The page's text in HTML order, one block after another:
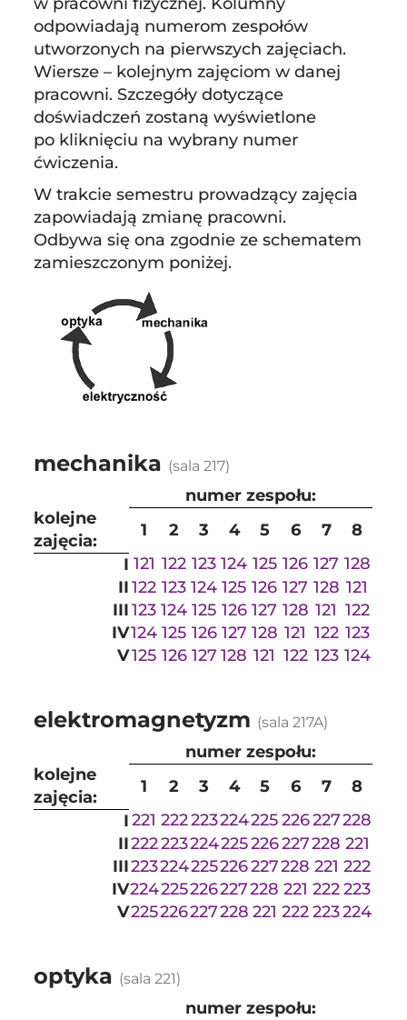
odpowiadają numerom zespołów
utworzonych na pierwszych zajęciach.
Wiersze – kolejnym zajęciom w danej
pracowni. Szczegóły dotyczące
doświadczeń zostaną wyświetlone
po kliknięciu na wybrany numer
ćwiczenia.
W trakcie semestru prowadzący zajęcia
zapowiadają zmianę pracowni.
Odbywa się ona zgodnie ze schematem
zamieszczonym poniżej.
mechanika (sala 217)
numer zespołu:
kolejne
zajęcia:
1 2 3 4 5 6 7
8
I 121 122 123 124 125 126 127 128
II122 123 124 125 126 127 128 121
III123 124 125 126 127 128 121 122
IV124 125 126 127 128 121 122 123
V125 126 127 128 121 122 123 124
elektromagnetyzm (sala 217A)
numer zespołu:
kolejne
zajęcia:
1 2 3 4 5 6 7
8
I221 222223224225226227228
II222223224225226227228 221
III223224225226227228 221 222
IV224225226227228 221 222223
V225226227228 221 222223224
optyka (sala 221)
numer zespołu: